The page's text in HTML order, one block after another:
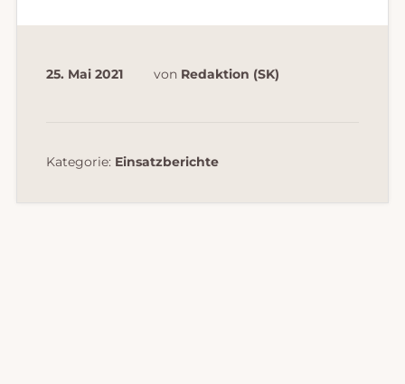
25. Mai 2021 von Redaktion (SK)
Kategorie: Einsatzberichte